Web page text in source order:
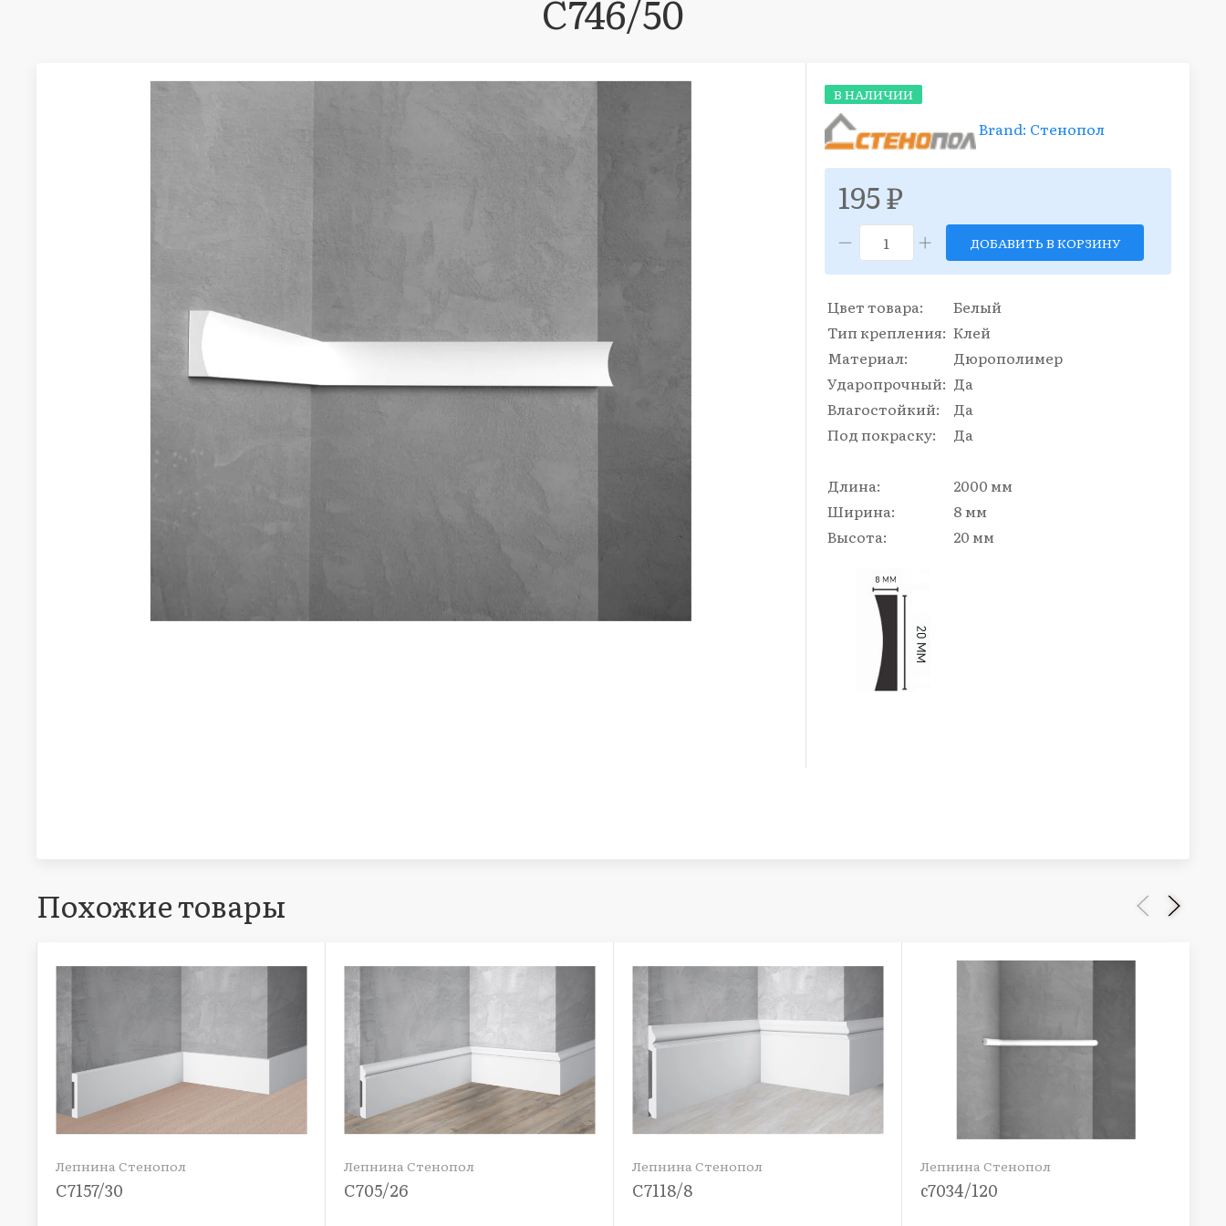
C746/50
В НАЛИЧИИ
Brand: Стенопол
195 ₽
ДОБАВИТЬ В КОРЗИНУ
Цвет товара:
Белый
Тип крепления: Клей
Материал:
Дюрополимер
Ударопрочный: Да
Влагостойкий:
Да
Под покраску:
Да
Длина:
2000 мм
Ширина:
8 мм
Высота:
20 мм
Похожие товары
Лепнина Стенопол
C7157/30
Лепнина Стенопол
C705/26
Лепнина Стенопол
C7118/8
Лепнина Стенопол
c7034/120